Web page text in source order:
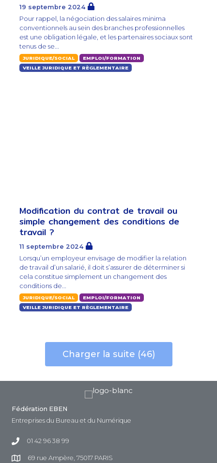
19 septembre 2024
Pour rappel, la négociation des salaires minima
conventionnels au sein des branches professionnelles
est une obligation légale, et les partenaires sociaux sont
tenus de se...
JURIDIQUE/SOCIAL
EMPLOI/FORMATION
VEILLE JURIDIQUE ET RÈGLEMENTAIRE
Modification du contrat de travail ou
simple changement des conditions de
travail ?
11 septembre 2024
Lorsqu’un employeur envisage de modifier la relation
de travail d’un salarié, il doit s’assurer de déterminer si
cela constitue simplement un changement des
conditions de...
JURIDIQUE/SOCIAL
EMPLOI/FORMATION
VEILLE JURIDIQUE ET RÈGLEMENTAIRE
Charger la suite (46)
Fédération EBEN
Entreprises du Bureau et du Numérique
01 42 96 38 99
69 rue Ampère, 75017 PARIS